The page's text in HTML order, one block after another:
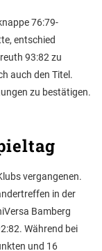
76:79-
entschied
93:82 zu
auch den Titel.
zu bestätigen.
vergangenen.
in der
Bamberg
Während bei
und 16